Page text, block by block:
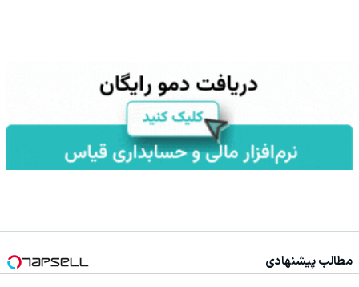
مطالب پیشنهادی